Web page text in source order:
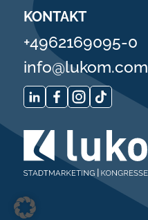
KONTAKT
+4962169095-0
info@lukom.com